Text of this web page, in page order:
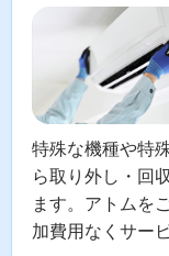
特殊な機種や特
ら取り外し・回
ます。アトムを
加費用なくサー